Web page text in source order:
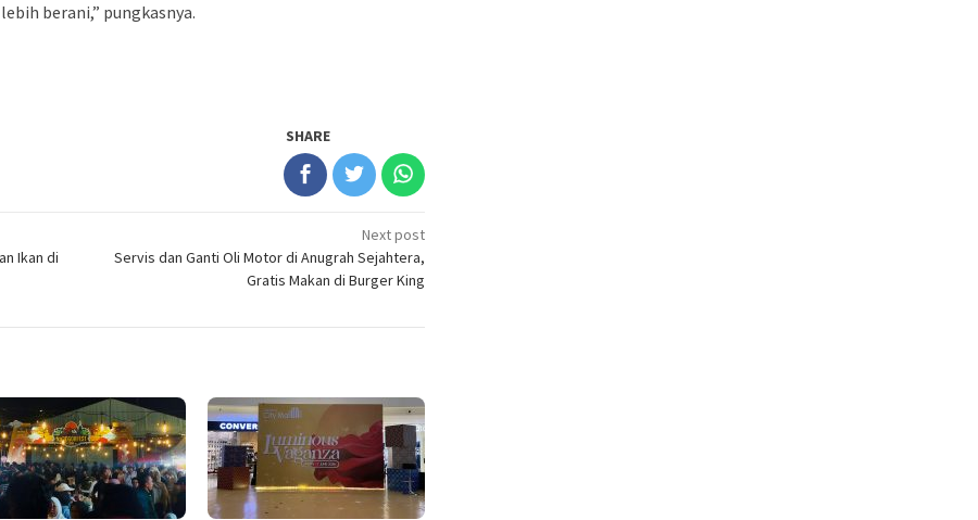
berani,” pungkasnya.
SHARE
Ikan di
Next post
Servis dan Ganti Oli Motor di Anugrah Sejahtera,
Gratis Makan di Burger King